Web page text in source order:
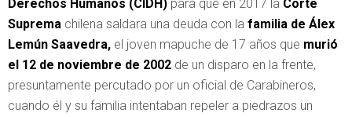
Derechos Humanos (CIDH) para que en 2017 la Corte
Suprema chilena saldara una deuda con la familia de Álex
Lemún Saavedra, el joven mapuche de 17 años que murió
el 12 de noviembre de 2002 de un disparo en la frente,
presuntamente percutado por un oficial de Carabineros,
cuando él y su familia intentaban repeler a piedrazos un